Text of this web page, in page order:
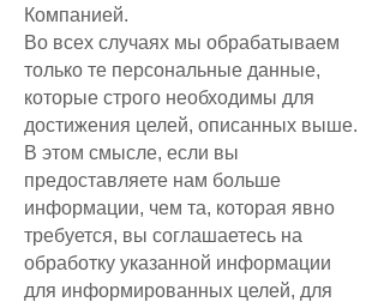
Компанией.
Во всех случаях мы обрабатываем
только те персональные данные,
которые строго необходимы для
достижения целей, описанных выше.
В этом смысле, если вы
предоставляете нам больше
информации, чем та, которая явно
требуется, вы соглашаетесь на
обработку указанной информации
для информированных целей, для